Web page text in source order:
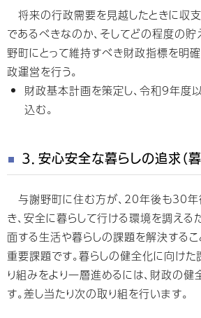
将来の行政需要を見越したときに収
であるべきなのか、そしてどの程度の
野町にとって維持すべき財政指標を明確
政運営を行う。
財政基本計画を策定し、令和9年度
込む。
３．安心安全な暮らしの追求（
与謝野町に住む方が、20年後も30年
き、安全に暮らして行ける環境を調える
面する生活や暮らしの課題を解決するこ
重要課題です。暮らしの健全化に向けた
り組みをより一層進めるには、財政の
す。差し当たり次の取り組を行います。